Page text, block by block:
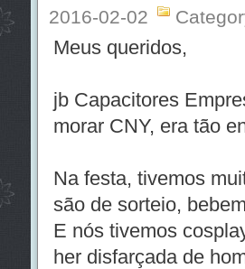
2016-02-02
Meus queridos,
jb Capacitores
morar CNY, era tão
Na festa, tivemos
são de sorteio,
E nós tivemos
her disfarçada de